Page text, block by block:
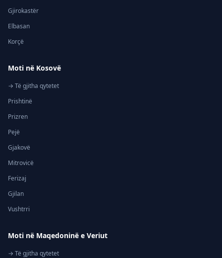
Gjirokastër
Elbasan
Korçë
Moti në Kosovë
→ Të gjitha qytetet
Prishtinë
Prizren
Pejë
Gjakovë
Mitrovicë
Ferizaj
Gjilan
Vushtrri
Moti në Maqedoninë e Veriut
→ Të gjitha qytetet